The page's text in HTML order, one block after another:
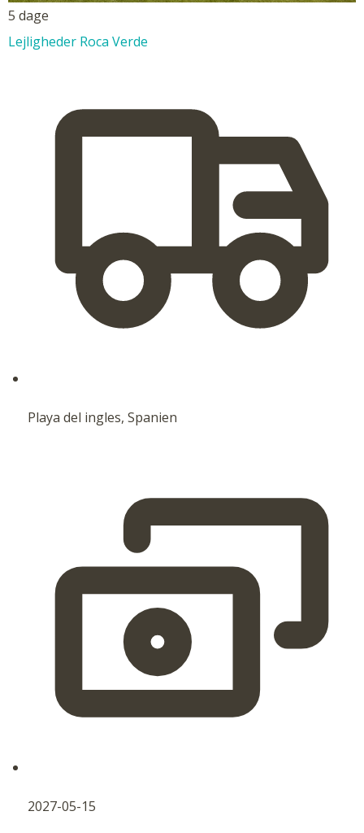
5 dage
Lejligheder Roca Verde
Playa del ingles, Spanien
2027-05-15